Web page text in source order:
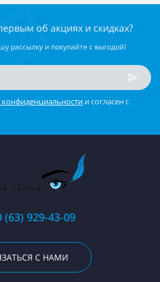
об акциях и скидках?
рассылку и покупайте с выгодой!
конфиденциальности и согласен с
(63) 929-43-09
С НАМИ